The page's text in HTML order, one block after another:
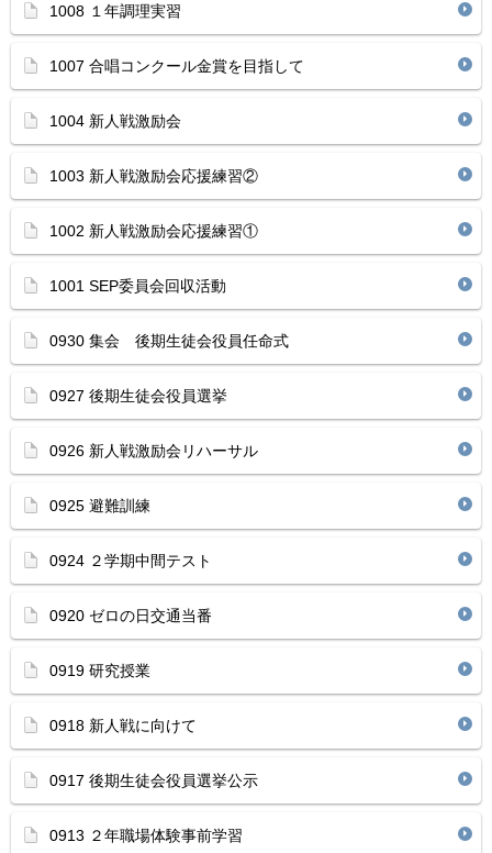
1008 １年調理実習
1007 合唱コンクール金賞を目指して
1004 新人戦激励会
1003 新人戦激励会応援練習②
1002 新人戦激励会応援練習①
1001 SEP委員会回収活動
0930 集会 後期生徒会役員任命式
0927 後期生徒会役員選挙
0926 新人戦激励会リハーサル
0925 避難訓練
0924 ２学期中間テスト
0920 ゼロの日交通当番
0919 研究授業
0918 新人戦に向けて
0917 後期生徒会役員選挙公示
0913 ２年職場体験事前学習